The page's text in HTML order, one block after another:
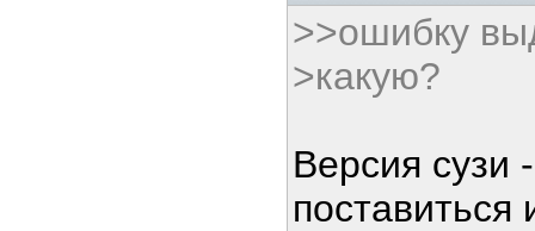
>>ошибку
>какую?
Версия сузи
поставиться